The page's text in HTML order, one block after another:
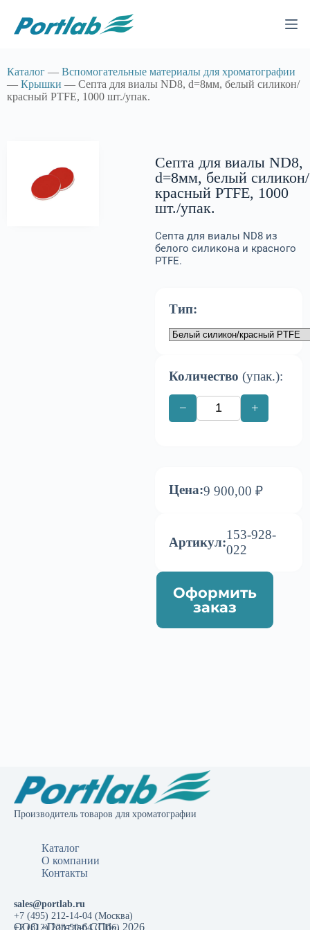
Каталог — Вспомогательные материалы для хроматографии
— Крышки — Септа для виалы ND8, d=8мм, белый силикон/
красный PTFE, 1000 шт./упак.
Септа для виалы ND8,
d=8мм, белый силикон/
красный PTFE, 1000
шт./упак.
Септа для виалы ND8 из
белого силикона и красного
PTFE.
Тип:
Количество (упак.):
− +
Цена:9 900,00 ₽
Артикул:
153-928-
022
Оформить
заказ
Производитель товаров для хроматографии
Каталог
О компании
Контакты
sales@portlab.ru
+7 (495) 212-14-04 (Москва)
+7 (812) 223-50-64 (СПб)
ООО «Портлаб СПб», 2026